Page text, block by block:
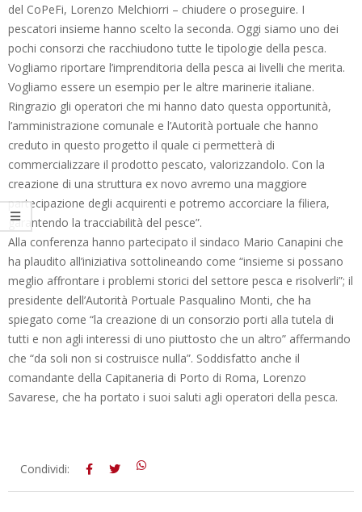
del CoPeFi, Lorenzo Melchiorri – chiudere o proseguire. I
pescatori insieme hanno scelto la seconda. Oggi siamo uno dei
pochi consorzi che racchiudono tutte le tipologie della pesca.
Vogliamo riportare l’imprenditoria della pesca ai livelli che merita.
Vogliamo essere un esempio per le altre marinerie italiane.
Ringrazio gli operatori che mi hanno dato questa opportunità,
l’amministrazione comunale e l’Autorità portuale che hanno
creduto in questo progetto il quale ci permetterà di
commercializzare il prodotto pescato, valorizzandolo. Con la
creazione di una struttura ex novo avremo una maggiore
partecipazione degli acquirenti e potremo accorciare la filiera,
garantendo la tracciabilità del pesce”.
Alla conferenza hanno partecipato il sindaco Mario Canapini che
ha plaudito all’iniziativa sottolineando come “insieme si possano
meglio affrontare i problemi storici del settore pesca e risolverli”; il
presidente dell’Autorità Portuale Pasqualino Monti, che ha
spiegato come “la creazione di un consorzio porti alla tutela di
tutti e non agli interessi di uno piuttosto che un altro” affermando
che “da soli non si costruisce nulla”. Soddisfatto anche il
comandante della Capitaneria di Porto di Roma, Lorenzo
Savarese, che ha portato i suoi saluti agli operatori della pesca.
2012-
Condividi: